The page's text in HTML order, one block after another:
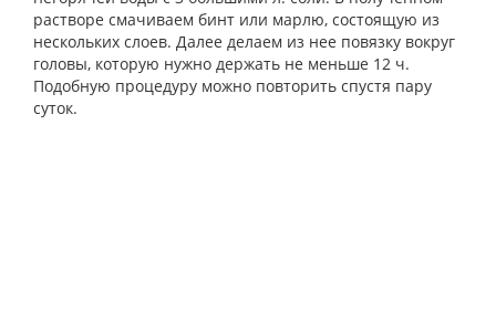
растворе смачиваем бинт или марлю, состоящую из
нескольких слоев. Далее делаем из нее повязку вокруг
головы, которую нужно держать не меньше 12 ч.
Подобную процедуру можно повторить спустя пару
суток.